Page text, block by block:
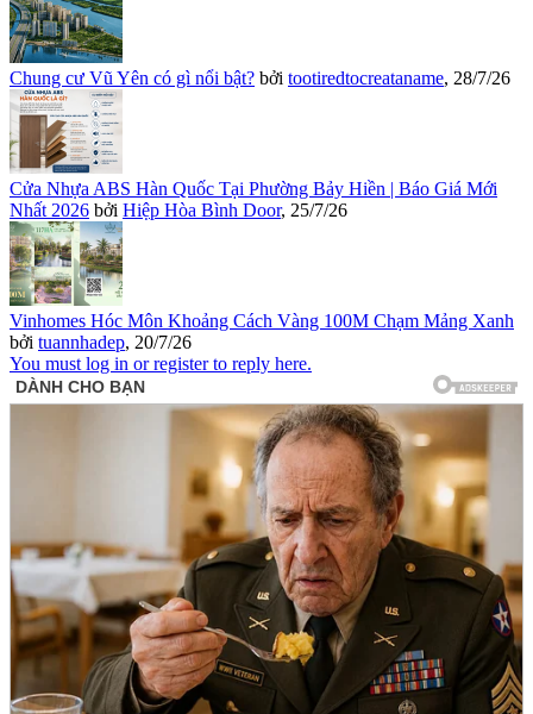
Chung cư Vũ Yên có gì nổi bật? bởi tootiredtocreataname, 28/7/26
Cửa Nhựa ABS Hàn Quốc Tại Phường Bảy Hiền | Báo Giá Mới
Nhất 2026 bởi Hiệp Hòa Bình Door, 25/7/26
Vinhomes Hóc Môn Khoảng Cách Vàng 100M Chạm Mảng Xanh
bởi tuannhadep, 20/7/26
You must log in or register to reply here.